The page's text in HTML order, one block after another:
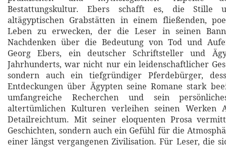
Bestattungskultur. Ebers schafft es, die Stille
altägyptischen Grabstätten in einem fließenden,
Leben zu erwecken, der die Leser in seinen
Nachdenken über die Bedeutung von Tod und
Georg Ebers, ein deutscher Schriftsteller und
Jahrhunderts, war nicht nur ein leidenschaftlicher
sondern auch ein tiefgründiger Pferdebürger,
Entdeckungen über Ägypten seine Romane stark
umfangreiche Recherchen und sein
altertümlichen Kulturen verleihen seinen Werken
Detailreichtum. Mit seiner eloquenten Prosa
Geschichten, sondern auch ein Gefühl für die
einer längst vergangenen Zivilisation. Für Leser, die